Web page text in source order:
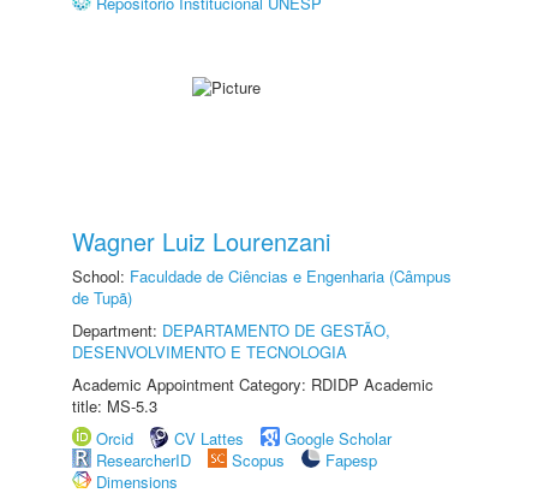
Wagner Luiz Lourenzani
School: Faculdade de Ciências e Engenharia (Câmpus
de Tupã)
Department: DEPARTAMENTO DE GESTÃO,
DESENVOLVIMENTO E TECNOLOGIA
Academic Appointment Category: RDIDP Academic
title: MS-5.3
Orcid
CV Lattes
Google Scholar
ResearcherID
Scopus
Fapesp
Dimensions